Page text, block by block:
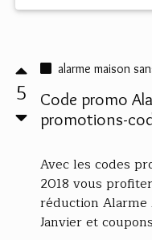
5
alarme maison
Code promo
promotions-
Avec les codes
2018 vous
réduction Alarme
Janvier et